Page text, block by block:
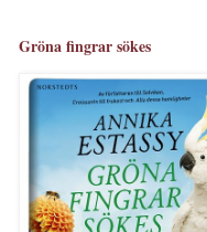
Gröna fingrar sökes